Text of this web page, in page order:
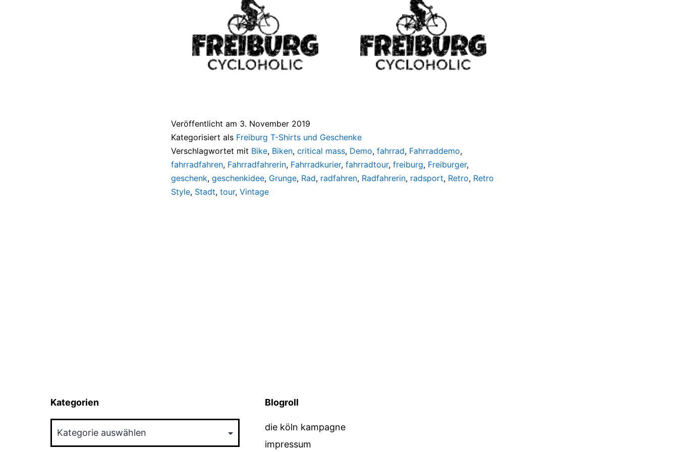
Veröffentlicht am 3. November 2019
Kategorisiert als Freiburg T-Shirts und Geschenke
Verschlagwortet mit Bike, Biken, critical mass, Demo, fahrrad, Fahrraddemo,
fahrradfahren, Fahrradfahrerin, Fahrradkurier, fahrradtour, freiburg, Freiburger,
geschenk, geschenkidee, Grunge, Rad, radfahren, Radfahrerin, radsport, Retro, Retro
Style, Stadt, tour, Vintage
Kategorien Blogroll
die köln kampagne
impressum